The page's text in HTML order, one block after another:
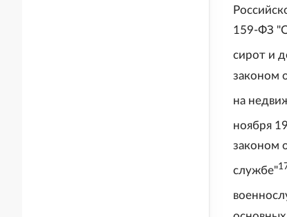
159-ФЗ
сирот и
законом
на
ноября
законом
службе"